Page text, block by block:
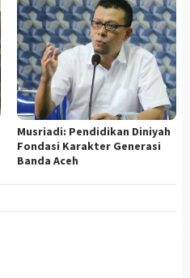
Musriadi: Pendidikan Diniyah
Fondasi Karakter Generasi
Banda Aceh